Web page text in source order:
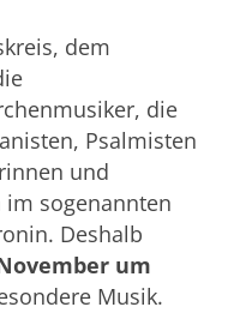
dem
die
Psalmisten
und
sogenannten
Deshalb
um
Musik.